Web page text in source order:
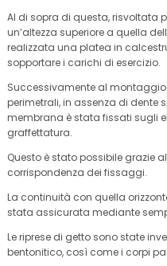
Al di sopra di questa, risvoltata
un’altezza superiore a quella
realizzata una platea in
sopportare i carichi di esercizio.
Successivamente al
perimetrali, in assenza di dente
membrana è stata fissati sugli
graffettatura.
Questo è stato possibile grazie
corrispondenza dei fissaggi.
La continuità con quella
stata assicurata mediante
Le riprese di getto sono state
bentonitico, così come i corpi